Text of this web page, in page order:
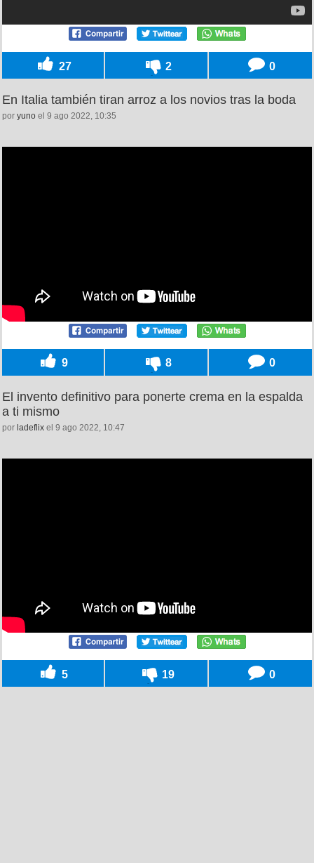
27 2 0
En Italia también tiran arroz a los novios tras la boda
por yuno el 9 ago 2022, 10:35
9 8 0
El invento definitivo para ponerte crema en la espalda
a ti mismo
por ladeflix el 9 ago 2022, 10:47
5 19 0